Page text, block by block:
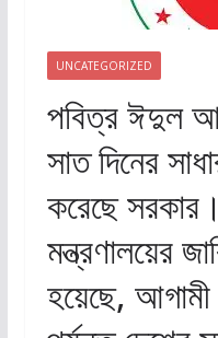
UNCATEGORIZED
পবিত্র ঈদুল
সাত দিনের
করেছে
মন্ত্রণালয়ের
হয়েছে,